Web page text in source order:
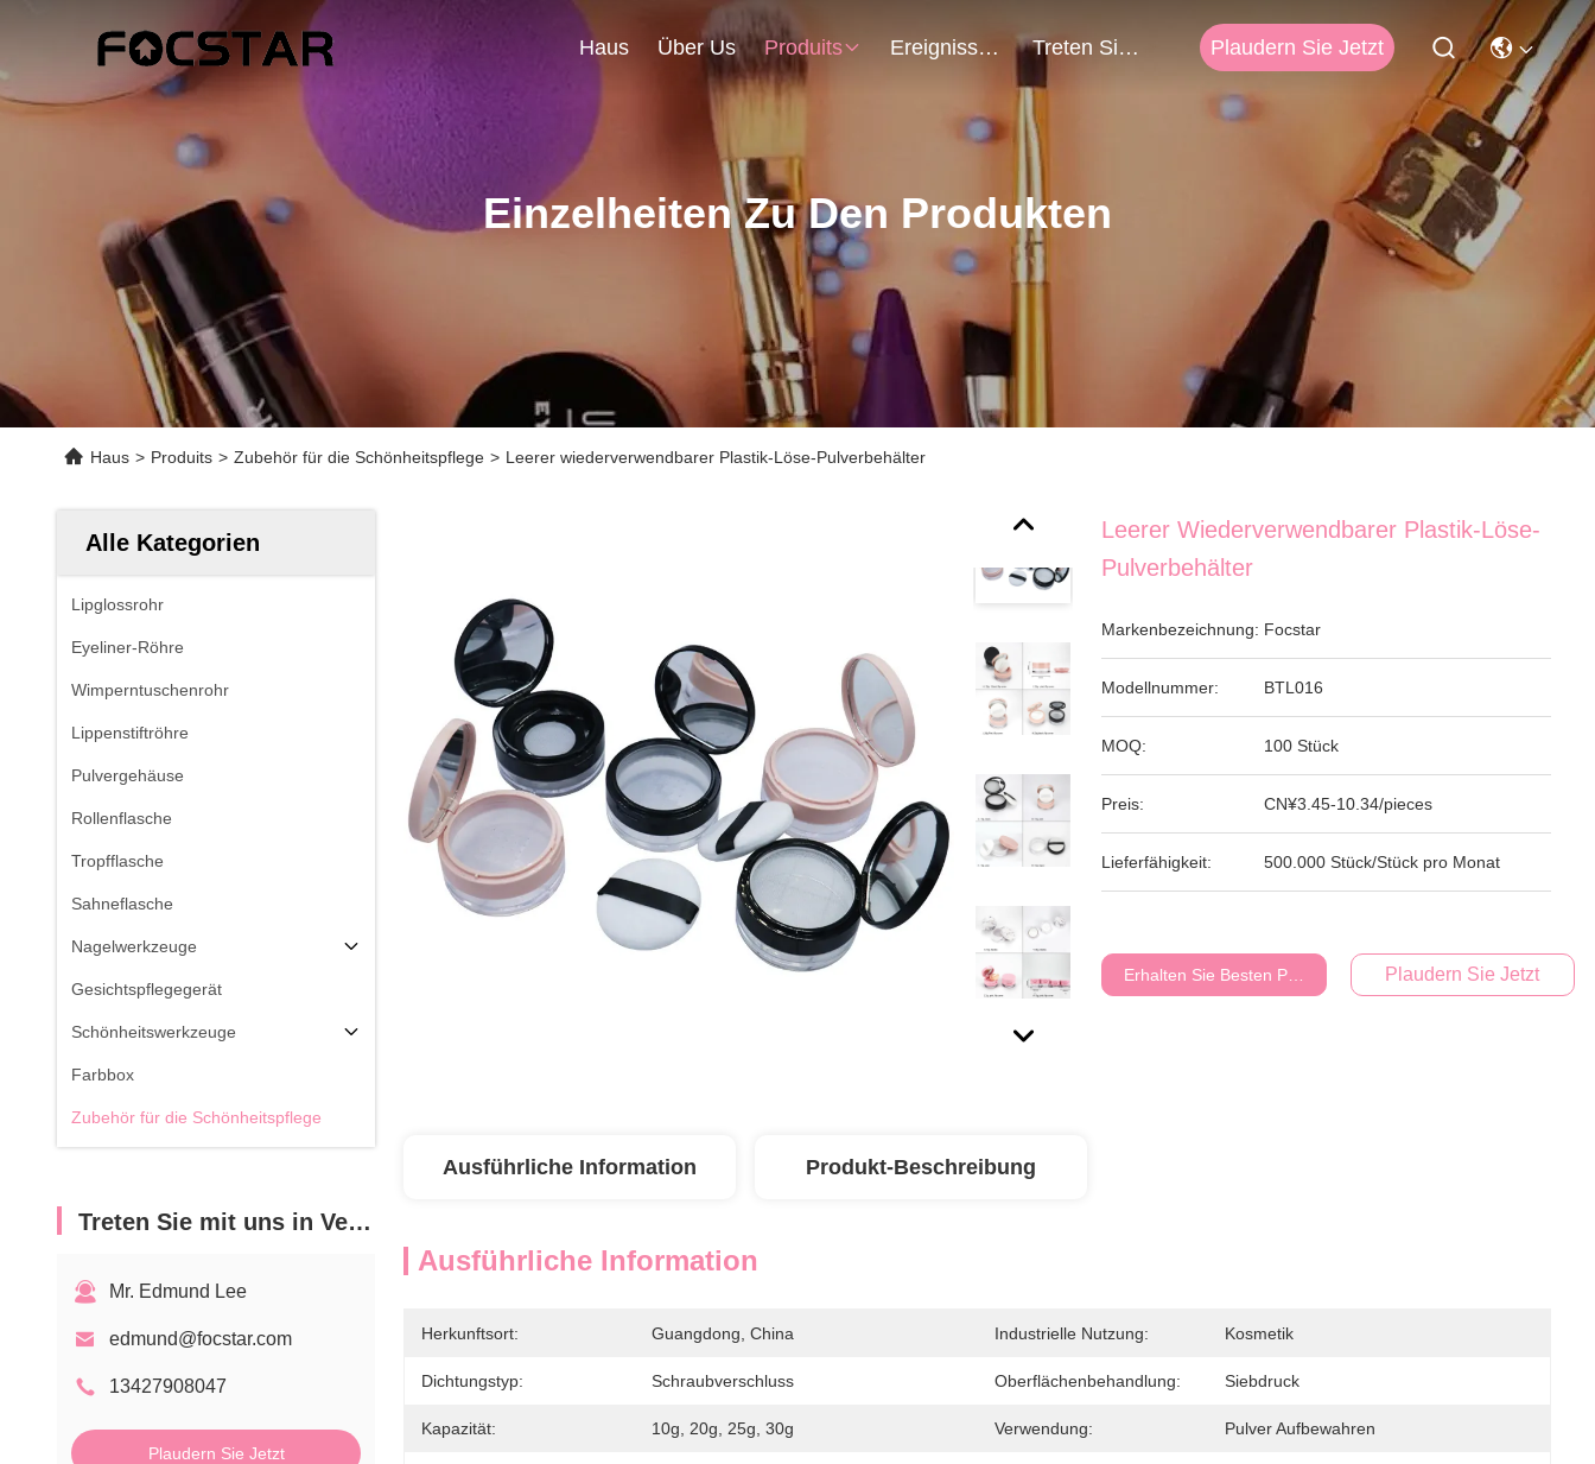
Haus Über Us Produits Ereignisse Treten Sie Mit Uns In Verbindung Plaudern Sie Jetzt
Einzelheiten Zu Den Produkten
Haus > Produits > Zubehör für die Schönheitspflege > Leerer wiederverwendbarer Plastik-Löse-Pulverbehälter
Alle Kategorien
Lipglossrohr
Eyeliner-Röhre
Wimperntuschenrohr
Lippenstiftröhre
Pulvergehäuse
Rollenflasche
Tropfflasche
Sahneflasche
Nagelwerkzeuge
Gesichtspflegegerät
Schönheitswerkzeuge
Farbbox
Zubehör für die Schönheitspflege
Treten Sie mit uns in Verbindung
Mr. Edmund Lee
edmund@focstar.com
13427908047
Plaudern Sie Jetzt
Leerer Wiederverwendbarer Plastik-Löse-
Pulverbehälter
Markenbezeichnung: Focstar
Modellnummer: BTL016
MOQ: 100 Stück
Preis: CN¥3.45-10.34/pieces
Lieferfähigkeit: 500.000 Stück/Stück pro Monat
Erhalten Sie Besten Preis Plaudern Sie Jetzt
Ausführliche Information Produkt-Beschreibung
Ausführliche Information
Herkunftsort: Guangdong, China Industrielle Nutzung: Kosmetik
Dichtungstyp: Schraubverschluss Oberflächenbehandlung: Siebdruck
Kapazität: 10g, 20g, 25g, 30g Verwendung: Pulver Aufbewahren